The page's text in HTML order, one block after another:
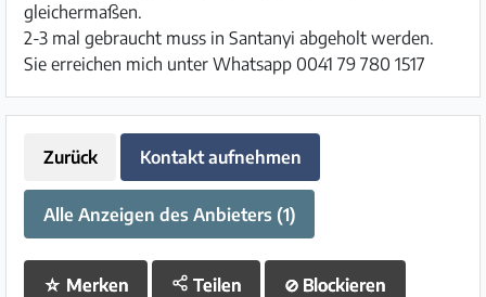
gleichermaßen.
2-3 mal gebraucht muss in Santanyi abgeholt werden.
Sie erreichen mich unter Whatsapp 0041 79 780 1517
Zurück Kontakt aufnehmen
Alle Anzeigen des Anbieters (1)
☆ Merken Teilen ⊘ Blockieren